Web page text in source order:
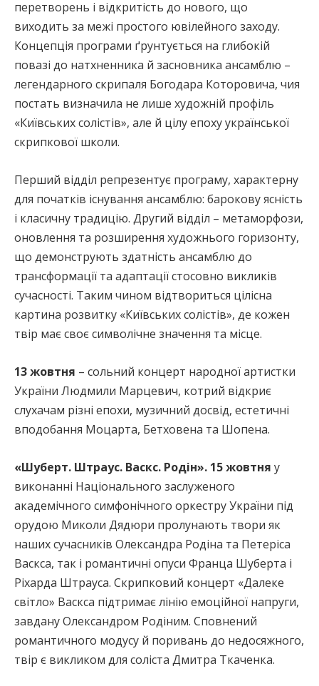
перетворень і відкритість до нового, що
виходить за межі простого ювілейного заходу.
Концепція програми ґрунтується на глибокій
повазі до натхненника й засновника ансамблю –
легендарного скрипаля Богодара Которовича, чия
постать визначила не лише художній профіль
«Київських солістів», але й цілу епоху української
скрипкової школи.
Перший відділ репрезентує програму, характерну
для початків існування ансамблю: барокову ясність
і класичну традицію. Другий відділ – метаморфози,
оновлення та розширення художнього горизонту,
що демонструють здатність ансамблю до
трансформації та адаптації стосовно викликів
сучасності. Таким чином відтвориться цілісна
картина розвитку «Київських солістів», де кожен
твір має своє символічне значення та місце.
13 жовтня – сольний концерт народної артистки
України Людмили Марцевич, котрий відкриє
слухачам різні епохи, музичний досвід, естетичні
вподобання Моцарта, Бетховена та Шопена.
«Шуберт. Штраус. Васкс. Родін». 15 жовтня у
виконанні Національного заслуженого
академічного симфонічного оркестру України під
орудою Миколи Дядюри пролунають твори як
наших сучасників Олександра Родіна та Петеріса
Васкса, так і романтичні опуси Франца Шуберта і
Ріхарда Штрауса. Скрипковий концерт «Далеке
світло» Васкса підтримає лінію емоційної напруги,
завдану Олександром Родіним. Сповнений
романтичного модусу й поривань до недосяжного,
твір є викликом для соліста Дмитра Ткаченка.